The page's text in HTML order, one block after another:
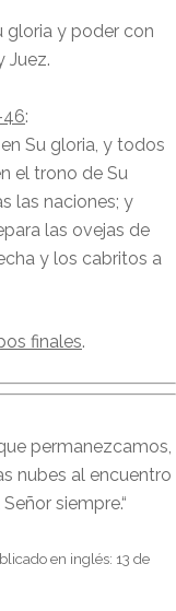
gloria y poder con
Juez.
:
Su gloria, y todos
el trono de Su
las naciones; y
las ovejas de
y los cabritos a
finales.
permanezcamos,
nubes al encuentro
siempre.“
en inglés: 13 de